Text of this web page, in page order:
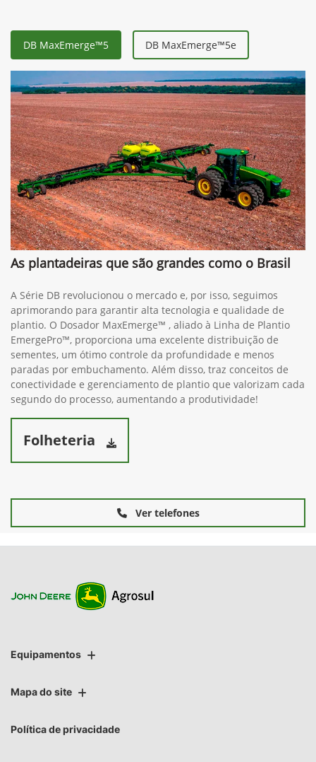
DB MaxEmerge™5 DB MaxEmerge™5e
As plantadeiras que são grandes como o Brasil
A Série DB revolucionou o mercado e, por isso, seguimos
aprimorando para garantir alta tecnologia e qualidade de
plantio. O Dosador MaxEmerge™ , aliado à Linha de Plantio
EmergePro™, proporciona uma excelente distribuição de
sementes, um ótimo controle da profundidade e menos
paradas por embuchamento. Além disso, traz conceitos de
conectividade e gerenciamento de plantio que valorizam cada
segundo do processo, aumentando a produtividade!
Folheteria
Ver telefones
Equipamentos
Mapa do site
Política de privacidade